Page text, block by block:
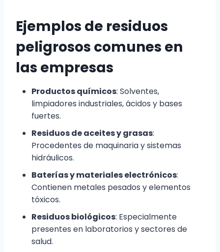
Ejemplos de residuos
peligrosos comunes en
las empresas
Productos químicos: Solventes,
limpiadores industriales, ácidos y bases
fuertes.
Residuos de aceites y grasas:
Procedentes de maquinaria y sistemas
hidráulicos.
Baterías y materiales electrónicos:
Contienen metales pesados y elementos
tóxicos.
Residuos biológicos: Especialmente
presentes en laboratorios y sectores de
salud.